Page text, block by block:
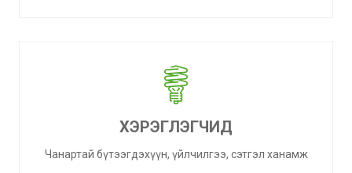
ХЭРЭГЛЭГЧИД
Чанартай бүтээгдэхүүн, үйлчилгээ, сэтгэл ханамж